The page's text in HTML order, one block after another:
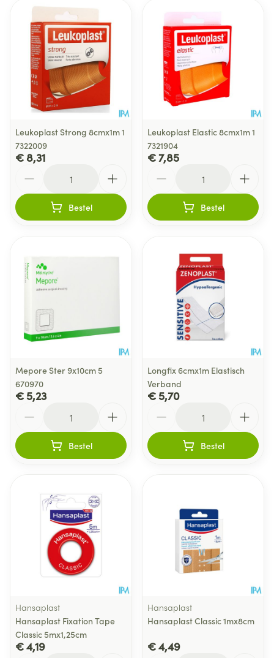
Leukoplast Strong 8cmx1m 1
7322009
€ 8,31
Bestel
Leukoplast Elastic 8cmx1m 1
7321904
€ 7,85
Bestel
Mepore Ster 9x10cm 5
670970
€ 5,23
Bestel
Longfix 6cmx1m Elastisch
Verband
€ 5,70
Bestel
Hansaplast
Hansaplast Fixation Tape
Classic 5mx1,25cm
€ 4,19
Hansaplast
Hansaplast Classic 1mx8cm
€ 4,49